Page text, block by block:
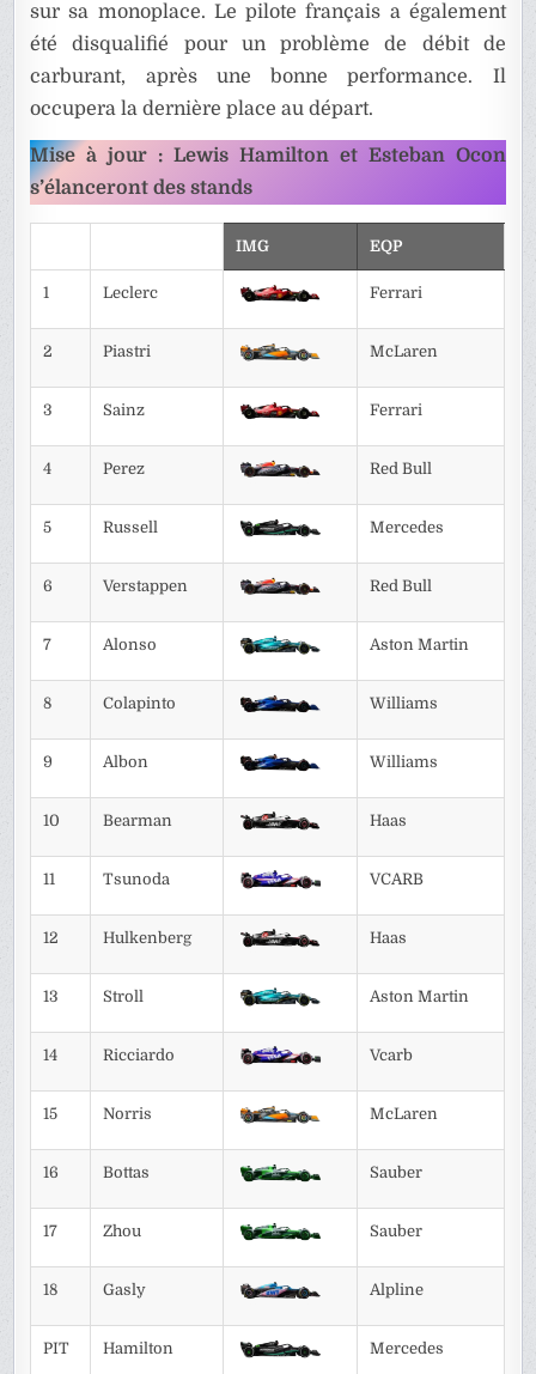
sur sa monoplace. Le pilote français a également
été disqualifié pour un problème de débit de
carburant, après une bonne performance. Il
occupera la dernière place au départ.
Mise à jour : Lewis Hamilton et Esteban Ocon
s’élanceront des stands
IMG EQP
1 Leclerc Ferrari
2 Piastri McLaren
3 Sainz Ferrari
4 Perez Red Bull
5 Russell Mercedes
6 Verstappen Red Bull
7 Alonso Aston Martin
8 Colapinto Williams
9 Albon Williams
10 Bearman Haas
11 Tsunoda VCARB
12 Hulkenberg Haas
13 Stroll Aston Martin
14 Ricciardo Vcarb
15 Norris McLaren
16 Bottas Sauber
17 Zhou Sauber
18 Gasly Alpline
PIT Hamilton Mercedes